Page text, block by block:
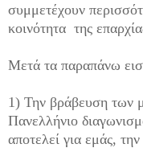
συμμετέχουν
κοινότητα της
Μετά τα παραπάνω
1) Την βράβευση των
Πανελλήνιο
αποτελεί για εμάς,